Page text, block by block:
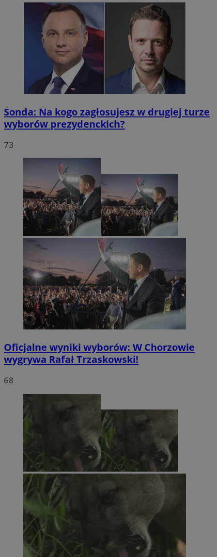
Sonda: Na kogo zagłosujesz w drugiej turze
wyborów prezydenckich?
73
Oficjalne wyniki wyborów: W Chorzowie
wygrywa Rafał Trzaskowski!
68